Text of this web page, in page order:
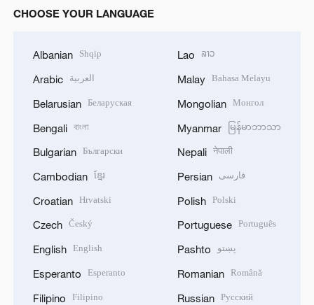
CHOOSE YOUR LANGUAGE
Albanian Shqip
Arabic العربية
Belarusian Беларуская
Bengali বাংলা
Bulgarian Български
Cambodian ខ្មែរ
Croatian Hrvatski
Czech Český
English English
Esperanto Esperanto
Filipino Filipino
Lao ລາວ
Malay Bahasa Melayu
Mongolian Монгол
Myanmar မြန်မာဘာသာ
Nepali नेपाली
Persian فارسی
Polish Polski
Portuguese Português
Pashto پښتو
Romanian Română
Russian Русский